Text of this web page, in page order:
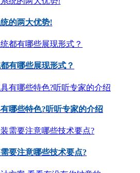
的两大优势!
有哪些展现形式？
哪些特色?听听专家的介绍
要注意哪些技术要点?